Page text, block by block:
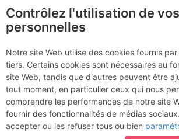
Orpierre -
Du cidre pour les
Vendredi 26 mai 2017
Luberon -
Contrôlez l'utilisation de
personnelles
Notre site Web utilise des cookies fournis
tiers. Certains cookies sont nécessaires au
site Web, tandis que d'autres peuvent être
tout moment, en particulier ceux qui nous
comprendre les performances de notre site
fournir des fonctionnalités de médias
accepter ou les refuser tous ou bien